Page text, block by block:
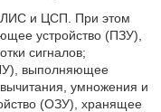
и ЦСП. При этом
устройство (ПЗУ),
сигналов;
выполняющее
умножения и
(ОЗУ), хранящее